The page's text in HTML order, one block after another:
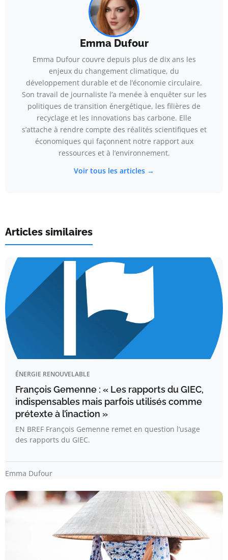
Emma Dufour
Emma Dufour couvre depuis plus de dix ans les
enjeux du changement climatique, du
développement durable et de l’économie circulaire.
Son travail de journaliste l’a menée à enquêter sur les
politiques de transition énergétique, les filières de
recyclage et les innovations bas carbone. Elle
s’attache à rendre compte des réalités scientifiques et
économiques qui façonnent notre rapport aux
ressources et à l’environnement.
Voir tous les articles →
Articles similaires
ÉNERGIE RENOUVELABLE
François Gemenne : « Les rapports du GIEC,
indispensables mais parfois utilisés comme
prétexte à l’inaction »
EN BREF François Gemenne remet en question l’usage
des rapports du GIEC.
Emma Dufour